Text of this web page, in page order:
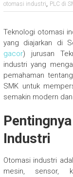
otomasi industri, PLC di
Teknologi otomasi
yang diajarkan di
gacor) jurusan
industri yang
pemahaman
SMK untuk
semakin modern
Industri
Otomasi industri
mesin, sensor,